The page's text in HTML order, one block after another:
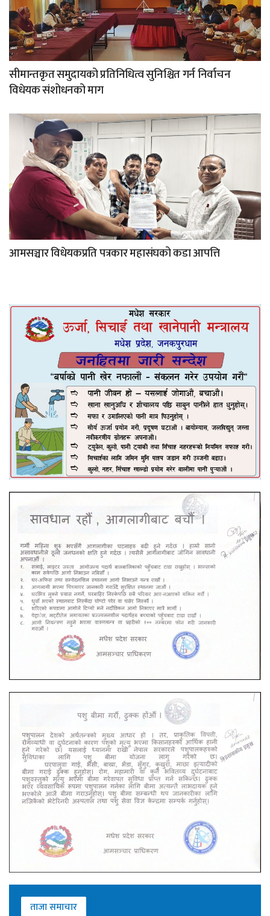
सीमान्तकृत समुदायको प्रतिनिधित्व सुनिश्चित गर्न निर्वाचन
विधेयक संशोधनको माग
आमसञ्चार विधेयकप्रति पत्रकार महासंघको कडा आपत्ति
ताजा समाचार